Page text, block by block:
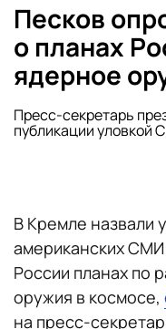
Песков
о планах
ядерное
Пресс-секретарь
публикации уловкой
В Кремле назвали
американских
России планах по
оружия в космосе,
на пресс-